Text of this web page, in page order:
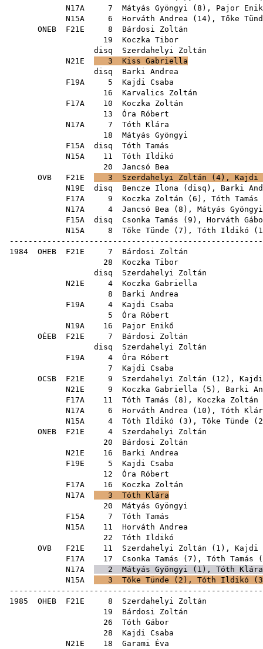
N17A 7 Mátyás Gyöngyi ( 8 ), Pajor
N15A 6 Horváth Andrea ( 14), Tőke
ONEB F21E 8
Bárdosi Zoltán
19
Koczka Tibor
disq
Szerdahelyi Zoltán
N21E
3
Kiss Gabriella
disq
Barki Andrea
F19A 5
Kajdi Csaba
16
Karvalics Zoltán
F17A 10
Koczka Zoltán
13
Óra Róbert
N17A 7
Tóth Klára
18
Mátyás Gyöngyi
F15A disq
Tóth Tamás
N15A 11
Tóth Ildikó
20
Jancsó Bea
OVB F21E 3 Szerdahelyi Zoltán ( 4 ), Kajdi
N19E disq Bencze Ilona ( disq ), Barki
F17A 9 Koczka Zoltán ( 6 ), Tóth Tamás
N17A 4 Jancsó Bea ( 8 ), Mátyás Gyöngyi
F15A disq Csonka Tamás ( 9 ), Horváth
N15A 8 Tőke Tünde ( 7 ), Tóth Ildikó (
1984 OHEB F21E 7
Bárdosi Zoltán
28
Koczka Tibor
disq
Szerdahelyi Zoltán
N21E 4
Koczka Gabriella
8
Barki Andrea
F19A 4
Kajdi Csaba
5
Óra Róbert
N19A 16
Pajor Enikő
OÉEB F21E 7
Bárdosi Zoltán
disq
Szerdahelyi Zoltán
F19A 4
Óra Róbert
7
Kajdi Csaba
OCSB F21E 9 Szerdahelyi Zoltán ( 12 ), Kajdi
N21E 9 Koczka Gabriella ( 5 ), Barki
F17A 11 Tóth Tamás ( 8 ), Koczka Zoltán
N17A 6 Horváth Andrea ( 10 ), Tóth
N15A 4 Tóth Ildikó ( 3 ), Tőke Tünde (
ONEB F21E 4
Szerdahelyi Zoltán
20
Bárdosi Zoltán
N21E 16
Barki Andrea
F19E 5
Kajdi Csaba
12
Óra Róbert
F17A 16
Koczka Zoltán
N17A
3
Tóth Klára
20
Mátyás Gyöngyi
F15A 7
Tóth Tamás
N15A 11
Horváth Andrea
22
Tóth Ildikó
OVB F21E 11 Szerdahelyi Zoltán ( 1 ), Kajdi
F17A 17 Csonka Tamás ( 7 ), Tóth Tamás (
N17A
2 Mátyás Gyöngyi ( 1 ), Tóth Klára
N15A
3 Tőke Tünde ( 2 ), Tóth Ildikó ( 3
1985 OHEB F21E 8
Szerdahelyi Zoltán
19
Bárdosi Zoltán
26
Tóth Gábor
28
Kajdi Csaba
N21E 18
Garami Éva